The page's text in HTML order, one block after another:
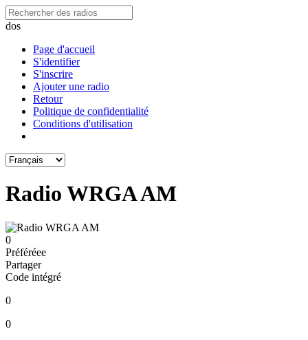
dos
Page d'accueil
S'identifier
S'inscrire
Ajouter une radio
Retour
Politique de confidentialité
Conditions d'utilisation
Radio WRGA AM
0
Préféréeе
Partager
Code intégré
0
0